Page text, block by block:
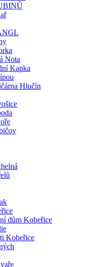
Nota
Kapka
Hlučín
dům Kobeřice
Kobeřice